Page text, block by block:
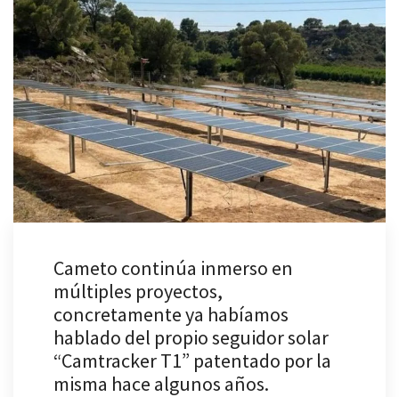
Cameto continúa inmerso en
múltiples proyectos,
concretamente ya habíamos
hablado del propio seguidor solar
“Camtracker T1” patentado por la
misma hace algunos años.